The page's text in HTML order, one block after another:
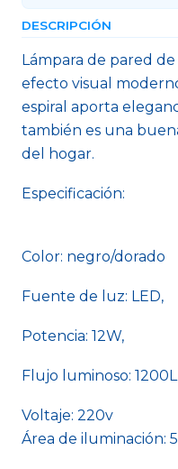
DESCRIPCIÓN
Lámpara de pared
efecto visual
espiral aporta
también es una
del hogar.
Especificación:
Color: negro/dorado
Fuente de luz: LED,
Potencia: 12W,
Flujo luminoso:
Voltaje: 220v
Área de iluminación: